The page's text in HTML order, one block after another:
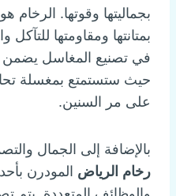
بجماليتها وقوتها. الرخام
بمتانتها ومقاومتها
في تصنيع المغاسل يضمن لك
حيث ستستمتع بمغسلة
على مر السنين.
بالإضافة إلى الجمال
رخام الرياض المودرن